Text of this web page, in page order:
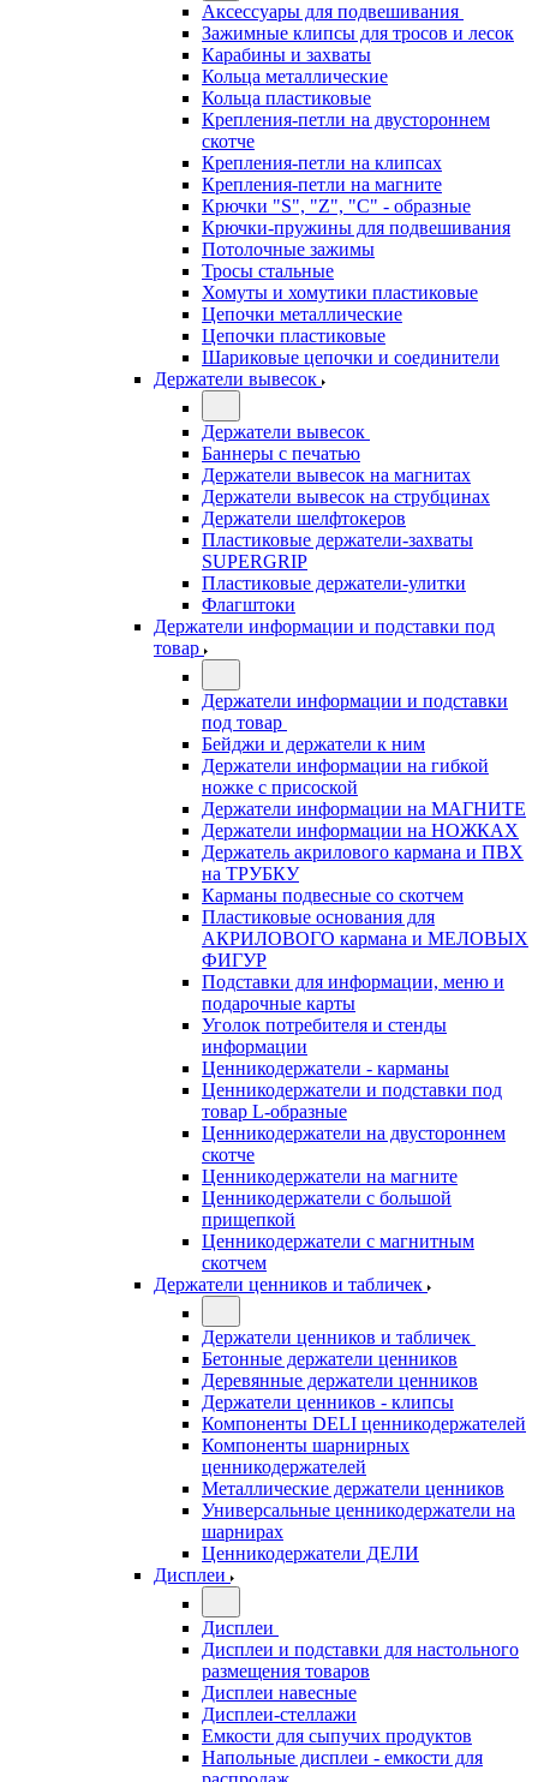
Аксессуары для подвешивания
Зажимные клипсы для тросов и лесок
Карабины и захваты
Кольца металлические
Кольца пластиковые
Крепления-петли на двустороннем
скотче
Крепления-петли на клипсах
Крепления-петли на магните
Крючки "S", "Z", "C" - образные
Крючки-пружины для подвешивания
Потолочные зажимы
Тросы стальные
Хомуты и хомутики пластиковые
Цепочки металлические
Цепочки пластиковые
Шариковые цепочки и соединители
Держатели вывесок
Держатели вывесок
Баннеры с печатью
Держатели вывесок на магнитах
Держатели вывесок на струбцинах
Держатели шелфтокеров
Пластиковые держатели-захваты
SUPERGRIP
Пластиковые держатели-улитки
Флагштоки
Держатели информации и подставки под
товар
Держатели информации и подставки
под товар
Бейджи и держатели к ним
Держатели информации на гибкой
ножке с присоской
Держатели информации на МАГНИТЕ
Держатели информации на НОЖКАХ
Держатель акрилового кармана и ПВХ
на ТРУБКУ
Карманы подвесные со скотчем
Пластиковые основания для
АКРИЛОВОГО кармана и МЕЛОВЫХ
ФИГУР
Подставки для информации, меню и
подарочные карты
Уголок потребителя и стенды
информации
Ценникодержатели - карманы
Ценникодержатели и подставки под
товар L-образные
Ценникодержатели на двустороннем
скотче
Ценникодержатели на магните
Ценникодержатели с большой
прищепкой
Ценникодержатели с магнитным
скотчем
Держатели ценников и табличек
Держатели ценников и табличек
Бетонные держатели ценников
Деревянные держатели ценников
Держатели ценников - клипсы
Компоненты DELI ценникодержателей
Компоненты шарнирных
ценникодержателей
Металлические держатели ценников
Универсальные ценникодержатели на
шарнирах
Ценникодержатели ДЕЛИ
Дисплеи
Дисплеи
Дисплеи и подставки для настольного
размещения товаров
Дисплеи навесные
Дисплеи-стеллажи
Емкости для сыпучих продуктов
Напольные дисплеи - емкости для